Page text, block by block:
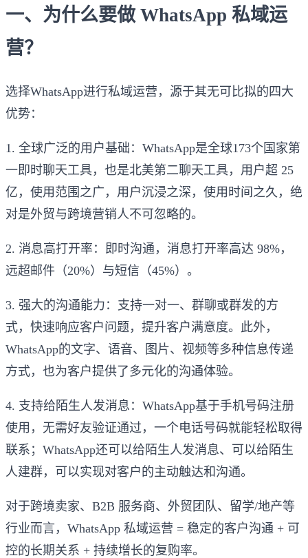
一、为什么要做 WhatsApp 私域运
营？
选择WhatsApp进行私域运营，源于其无可比拟的四大
优势：
1. 全球广泛的用户基础：WhatsApp是全球173个国家第
一即时聊天工具，也是北美第二聊天工具，用户超 25
亿，使用范围之广，用户沉浸之深，使用时间之久，绝
对是外贸与跨境营销人不可忽略的。
2. 消息高打开率：即时沟通，消息打开率高达 98%，
远超邮件（20%）与短信（45%）。
3. 强大的沟通能力：支持一对一、群聊或群发的方
式，快速响应客户问题，提升客户满意度。此外，
WhatsApp的文字、语音、图片、视频等多种信息传递
方式，也为客户提供了多元化的沟通体验。
4. 支持给陌生人发消息：WhatsApp基于手机号码注册
使用，无需好友验证通过，一个电话号码就能轻松取得
联系；WhatsApp还可以给陌生人发消息、可以给陌生
人建群，可以实现对客户的主动触达和沟通。
对于跨境卖家、B2B 服务商、外贸团队、留学/地产等
行业而言，WhatsApp 私域运营 = 稳定的客户沟通 + 可
控的长期关系 + 持续增长的复购率。